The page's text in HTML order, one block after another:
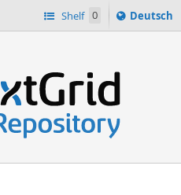
Shelf 0
Sprache
ï¿½ndern
Deutsch